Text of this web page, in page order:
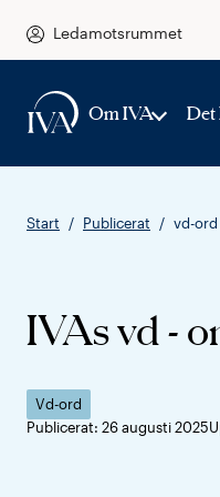
Ledamotsrummet
Om IVA Det
Start Publicerat vd-ord
IVAs vd -
Vd-ord
Publicerat: 26 augusti 2025